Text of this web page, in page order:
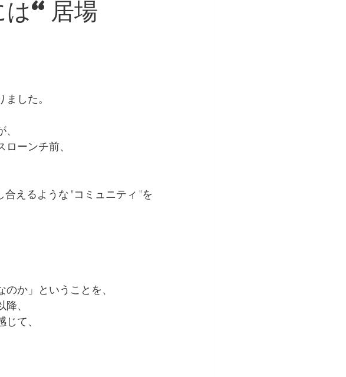
は“居場
した。
ーンチ前、
合えるような"コミュニティ"を
か」ということを、
、
て、